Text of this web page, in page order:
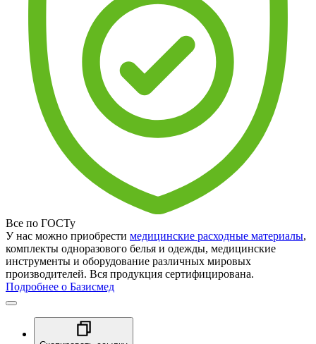
Все по ГОСТу
У нас можно приобрести медицинские расходные материалы,
комплекты одноразового белья и одежды, медицинские
инструменты и оборудование различных мировых
производителей. Вся продукция сертифицирована.
Подробнее о Базисмед